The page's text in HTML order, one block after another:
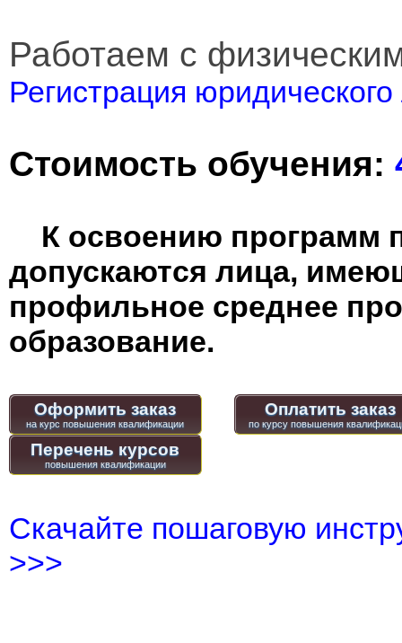
Работаем с
Регистрация
Стоимость обучения:
К освоению программ
допускаются лица,
профильное среднее
образование.
Оформить заказ Оплатить заказ
Перечень курсов
повышения квалификации
Скачайте пошаговую
>>>